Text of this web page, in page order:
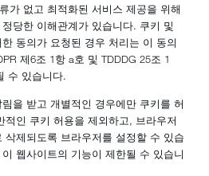
가 없고 최적화된 서비스 제공을 위해
당한 이해관계가 있습니다. 쿠키 및
동의가 요청된 경우 처리는 이 동의
제6조 1항 a호 및 TDDDG 25조 1
수 있습니다.
을 받고 개별적인 경우에만 쿠키를 허
적인 쿠키 허용을 제외하고, 브라우저
삭제되도록 브라우저를 설정할 수 있습
웹사이트의 기능이 제한될 수 있습니